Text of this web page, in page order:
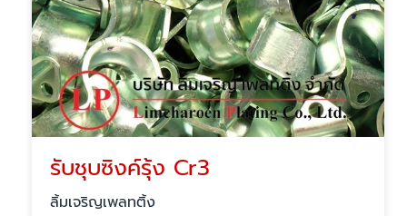
รับชุบซิงค์รุ้ง Cr3
ลิ้มเจริญเพลทติ้ง